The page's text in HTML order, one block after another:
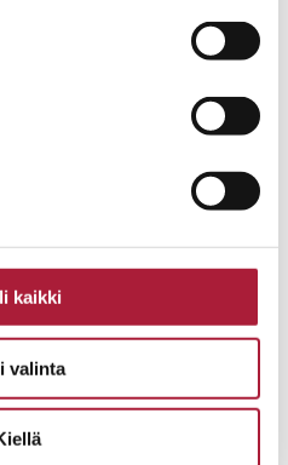
kaikki
valinta
OMAKOTITALOT –
Rakennamme
käytännölliseen